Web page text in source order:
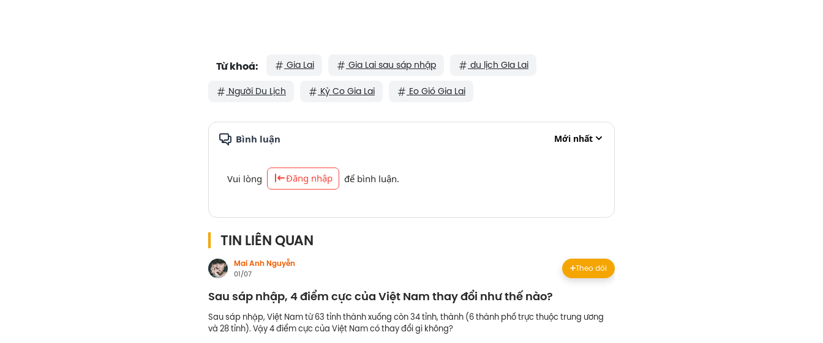
Từ khoá: Gia Lai Gia Lai sau sáp nhập du lịch GIa Lai
Người Du Lịch Kỳ Co Gia Lai Eo Gió Gia Lai
Bình luận Mới nhất
Vui lòng Đăng nhập để bình luận.
TIN LIÊN QUAN
Mai Anh Nguyễn
01/07
Theo dõi
Sau sáp nhập, 4 điểm cực của Việt Nam thay đổi như thế nào?
Sau sáp nhập, Việt Nam từ 63 tỉnh thành xuống còn 34 tỉnh, thành (6 thành phố trực thuộc trung ương
và 28 tỉnh). Vậy 4 điểm cực của Việt Nam có thay đổi gì không?